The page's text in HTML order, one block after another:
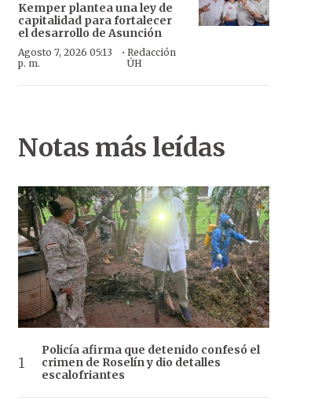
Kemper plantea una ley de
capitalidad para fortalecer
el desarrollo de Asunción
Agosto 7, 2026 05:13
p. m.
· Redacción
ÚH
Notas más leídas
Policía afirma que detenido confesó el
crimen de Roselín y dio detalles
escalofriantes